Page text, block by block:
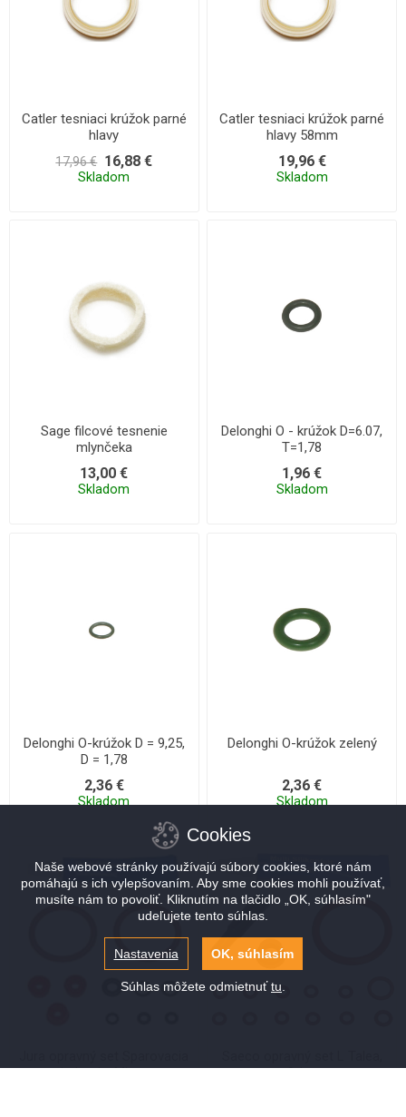
Catler tesniaci krúžok parné
hlavy
17,96 € 16,88 €
Skladom
Catler tesniaci krúžok parné
hlavy 58mm
19,96 €
Skladom
Sage filcové tesnenie
mlynčeka
13,00 €
Skladom
Delonghi O - krúžok D=6.07,
T=1,78
1,96 €
Skladom
Delonghi O-krúžok D = 9,25,
D = 1,78
2,36 €
Skladom
Delonghi O-krúžok zelený
2,36 €
Skladom
jednotky Micro
Odea
Cookies
Naše webové stránky používajú súbory cookies, ktoré nám
pomáhajú s ich vylepšovaním. Aby sme cookies mohli používať,
musíte nám to povoliť. Kliknutím na tlačidlo „OK, súhlasím"
udeľujete tento súhlas.
Nastavenia OK, súhlasím
Súhlas môžete odmietnuťtu